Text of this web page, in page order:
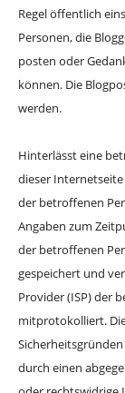
Regel öffentlich
Personen, die
posten oder
können. Die
werden.
Hinterlässt eine
dieser
der betroffenen
Angaben zum
der betroffenen
gespeichert und
Provider (ISP) der
mitprotokolliert.
durch einen